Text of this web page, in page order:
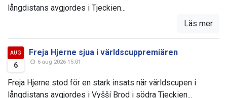
långdistans avgjordes i Tjeckien...
Läs mer
AUG
6
Freja Hjerne sjua i världscuppremiären
6 aug 2026 15:01
Freja Hjerne stod för en stark insats när världscupen i
långdistans avgjordes i Vyšší Brod i södra Tjeckien...